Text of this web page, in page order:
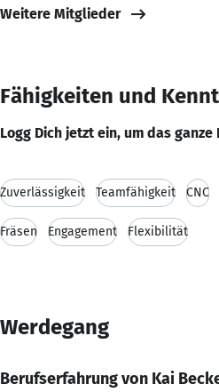
Weitere Mitglieder
Fähigkeiten und
Logg Dich jetzt ein, um das
Zuverlässigkeit Teamfähigkeit CNC
Fräsen Engagement Flexibilität
Werdegang
Berufserfahrung von Kai